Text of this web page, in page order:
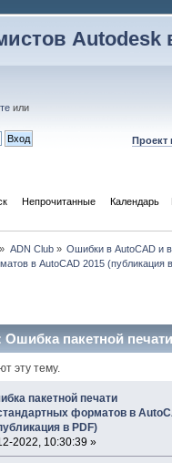
Autodesk
или
Проект
Непрочитанные Календарь
» ADN Club» Ошибки в AutoCAD и
в AutoCAD 2015 (публикация
Ошибка пакетной
34365 раз)
эту тему.
пакетной печати
форматов в
в PDF)
2022, 10:30:39 »